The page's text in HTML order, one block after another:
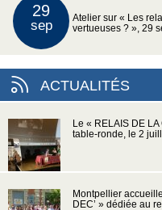
29
sep
Atelier sur « Les
vertueuses ? », 29
ACTUALITÉS
Le « RELAIS DE
table-ronde, le 2
Montpellier
DEC’ » dédiée au